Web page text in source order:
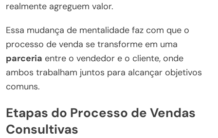
realmente agreguem valor.
Essa mudança de mentalidade faz com que o
processo de venda se transforme em uma
parceria entre o vendedor e o cliente, onde
ambos trabalham juntos para alcançar objetivos
comuns.
Etapas do Processo de Vendas
Consultivas